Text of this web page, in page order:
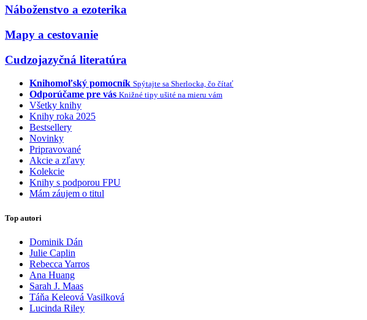
Náboženstvo a ezoterika
Mapy a cestovanie
Cudzojazyčná literatúra
Knihomoľský pomocník Spýtajte sa Sherlocka, čo čítať
Odporúčame pre vás Knižné tipy ušité na mieru vám
Všetky knihy
Knihy roka 2025
Bestsellery
Novinky
Pripravované
Akcie a zľavy
Kolekcie
Knihy s podporou FPU
Mám záujem o titul
Top autori
Dominik Dán
Julie Caplin
Rebecca Yarros
Ana Huang
Sarah J. Maas
Táňa Keleová Vasilková
Lucinda Riley